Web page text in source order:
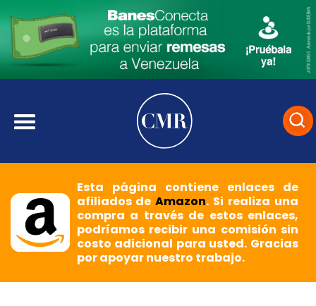
Esta página contiene enlaces de
afiliados deAmazon. Si realiza una
compra a través de estos enlaces,
podríamos recibir una comisión sin
costo adicional para usted. Gracias
por apoyar nuestro trabajo.